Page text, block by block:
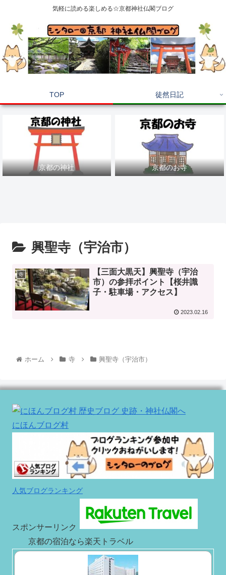
気軽に読める楽しめる☆京都神社仏閣ブログ
TOP 徒然日記
京都の神社 京都のお寺
興聖寺（宇治市）
寺
【三面大黒天】興聖寺（宇治
市）の参拝ポイント【桜井識
子・駐車場・アクセス】
2023.02.16
ホーム 寺 興聖寺（宇治市）
にほんブログ村
人気ブログランキング
スポンサーリンク
京都の宿泊なら楽天トラベル